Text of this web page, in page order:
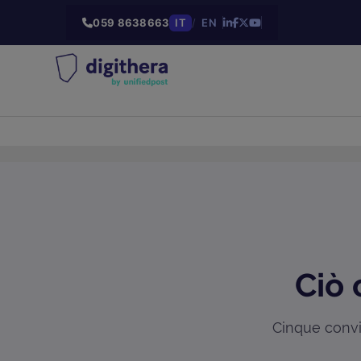
059 8638663 IT / EN
Ciò
Cinque